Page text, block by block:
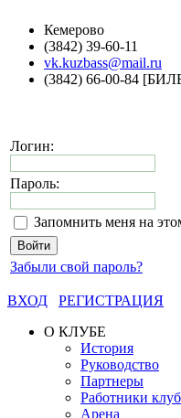
Кемерово
(3842) 39-60-11
vk.kuzbass@mail.ru
(3842) 66-00-84
Логин:
Пароль:
Запомнить меня на
Забыли свой пароль?
ВХОД
РЕГИСТРАЦИЯ
О КЛУБЕ
История
Руководство
Партнеры
Работники
Арена